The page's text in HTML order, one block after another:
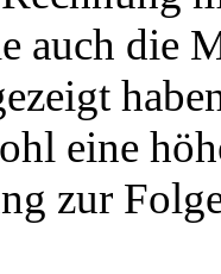
auch die
eine
zur